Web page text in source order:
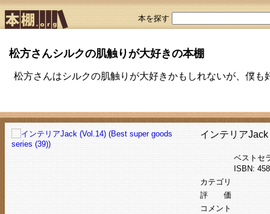
本を探す
松方さんシルクの肌触りが大好きの本棚
松方さんはシルクの肌触りが大好きかもしれないが、僕も
インテリア
ベストセ
ISBN:
カテゴリ
評 価
コメント